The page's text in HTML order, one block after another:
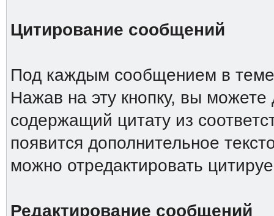
Цитирование сообщений
Под каждым сообщением в
Нажав на эту кнопку, вы
содержащий цитату из
появится дополнительное
можно отредактировать
Редактирование сообщений